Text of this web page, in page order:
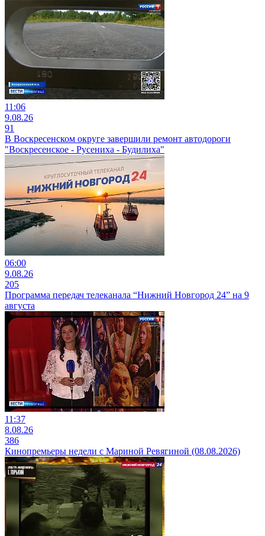
11:06
9.08.26
91
В Воскресенском округе завершили ремонт автодороги
"Воскресенское - Русениха - Будилиха"
06:00
9.08.26
205
Программа передач телеканала “Нижний Новгород 24” на 9
августа
11:37
8.08.26
386
Кинопремьеры недели с Мариной Ревягиной (08.08.2026)